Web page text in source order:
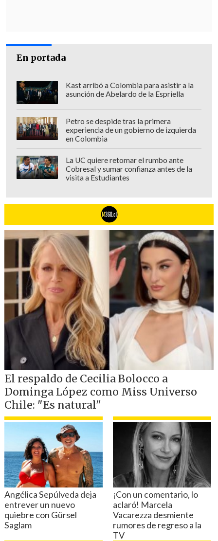
En portada
Kast arribó a Colombia para asistir a la
asunción de Abelardo de la Espriella
Petro se despide tras la primera
experiencia de un gobierno de izquierda
en Colombia
La UC quiere retomar el rumbo ante
Cobresal y sumar confianza antes de la
visita a Estudiantes